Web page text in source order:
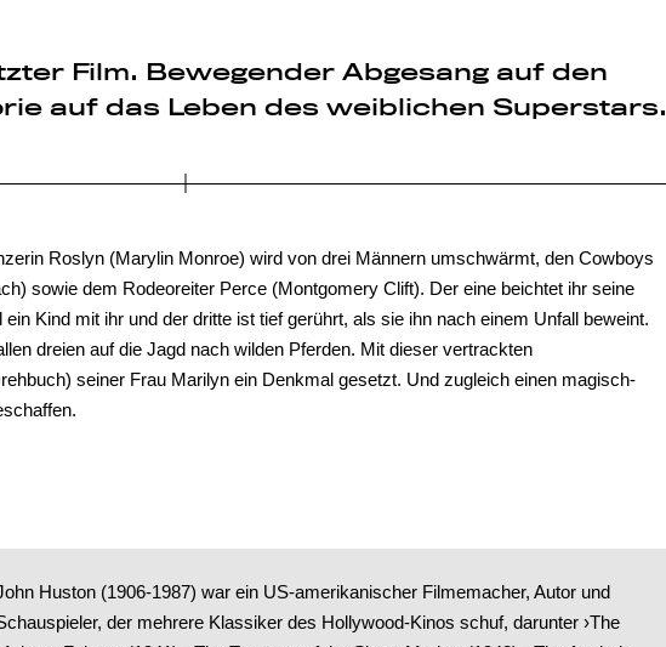
Film. Bewegender Abgesang auf den
auf das Leben des weiblichen Superstars.
Roslyn (Marylin Monroe) wird von drei Männern umschwärmt, den Cowboys
sowie dem Rodeoreiter Perce (Montgomery Clift). Der eine beichtet ihr seine
Kind mit ihr und der dritte ist tief gerührt, als sie ihn nach einem Unfall beweint.
dreien auf die Jagd nach wilden Pferden. Mit dieser vertrackten
seiner Frau Marilyn ein Denkmal gesetzt. Und zugleich einen magisch-
Huston (1906-1987) war ein US-amerikanischer Filmemacher, Autor und
der mehrere Klassiker des Hollywood-Kinos schuf, darunter ›The